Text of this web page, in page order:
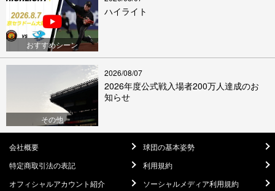
おすすめシーン
ハイライト
その他
2026/08/07
2026年度公式戦入場者200万人達成のお
知らせ
会社概要
球団の基本姿勢
特定商取引法の表記
利用規約
オフィシャルアカウント紹介
ソーシャルメディア利用規約